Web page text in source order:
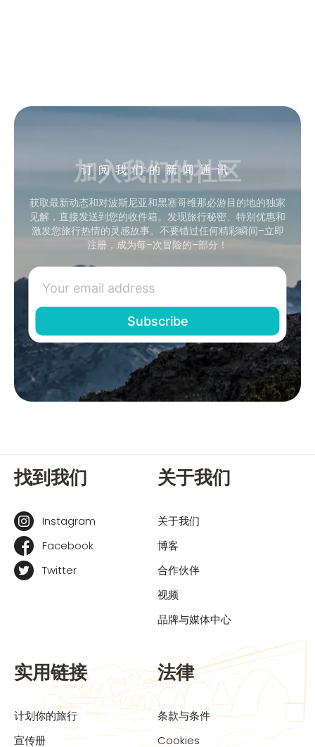
订阅我们的新闻通讯
加入我们的社区
获取最新动态和对波斯尼亚和黑塞哥维那必游目的地的独家
见解，直接发送到您的收件箱。发现旅行秘密、特别优惠和
激发您旅行热情的灵感故事。不要错过任何精彩瞬间–立即
注册，成为每–次冒险的–部分！
找到我们
Instagram
Facebook
Twitter
关于我们
关于我们
博客
合作伙伴
视频
品牌与媒体中心
实用链接
计划你的旅行
宣传册
法律
条款与条件
Cookies